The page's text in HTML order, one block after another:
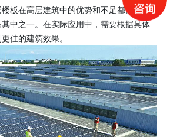
板在高层建筑中的优势和不足都需要考
中之一。在实际应用中，需要根据具体
佳的建筑效果。